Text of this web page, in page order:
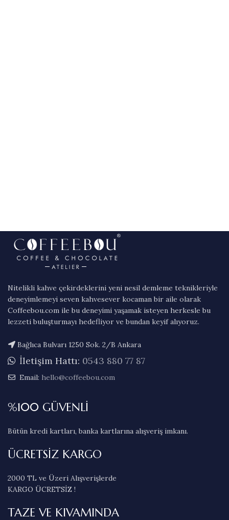
Nitelikli kahve çekirdeklerini yeni nesil demleme teknikleriyle
deneyimlemeyi seven kahvesever kocaman bir aile olarak
Coffeebou.com ile bu deneyimi yaşamak isteyen herkesle bu
lezzeti buluşturmayı hedefliyor ve bundan keyif alıyoruz.
Bağlıca Bulvarı 1250 Sok. 2/B Ankara
İletişim Hattı: 0543 880 77 87
Email: hello@coffeebou.com
%100 GÜVENLİ
Bütün kredi kartları, banka kartlarına alışveriş imkanı.
ÜCRETSİZ KARGO
2000 TL ve Üzeri Alışverişlerde
KARGO ÜCRETSİZ !
TAZE VE KIVAMINDA